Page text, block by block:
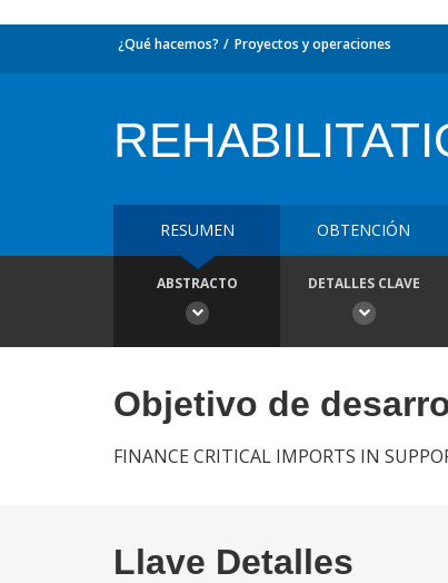
¿Qué hacemos? Proyectos y operaciones
RESUMEN OBTENCIÓN
ABSTRACTO DETALLES CLAVE
Objetivo de
FINANCE CRITICAL IMPORTS IN
Llave Detalles